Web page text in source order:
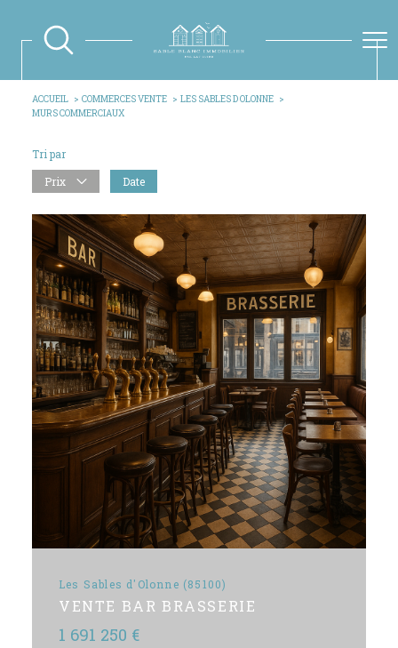
ACCUEIL COMMERCES VENTE
LES SABLES D OLONNE
MURS COMMERCIAUX
Tri par
Prix
Date
Les Sables d'Olonne (85100)
VENTE BAR BRASSERIE
1 691 250 €